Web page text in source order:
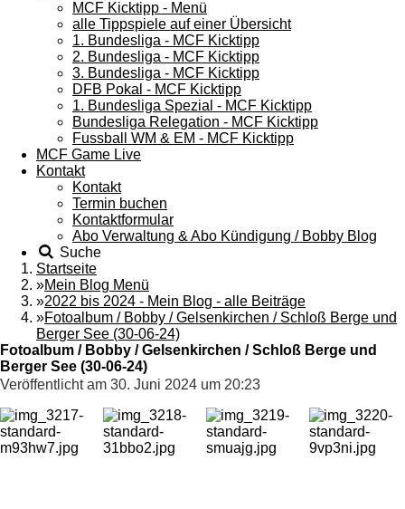
MCF Kicktipp - Menü
alle Tippspiele auf einer Übersicht
1. Bundesliga - MCF Kicktipp
2. Bundesliga - MCF Kicktipp
3. Bundesliga - MCF Kicktipp
DFB Pokal - MCF Kicktipp
1. Bundesliga Spezial - MCF Kicktipp
Bundesliga Relegation - MCF Kicktipp
Fussball WM & EM - MCF Kicktipp
MCF Game Live
Kontakt
Kontakt
Termin buchen
Kontaktformular
Abo Verwaltung & Abo Kündigung / Bobby Blog
Suche
Startseite
»Mein Blog Menü
»2022 bis 2024 - Mein Blog - alle Beiträge
»Fotoalbum / Bobby / Gelsenkirchen / Schloß Berge und
Berger See (30-06-24)
Fotoalbum / Bobby / Gelsenkirchen / Schloß Berge und
Berger See (30-06-24)
Veröffentlicht am 30. Juni 2024 um 20:23